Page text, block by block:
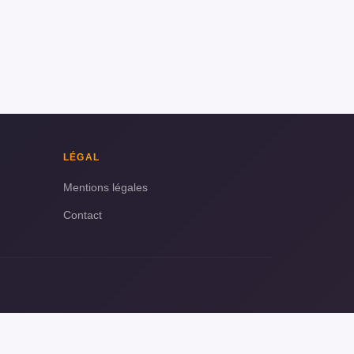
LÉGAL
Mentions légales
Contact